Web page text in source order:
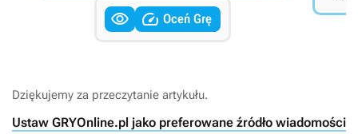
  Oceń Grę
Dziękujemy za przeczytanie artykułu.
Ustaw GRYOnline.pl jako preferowane źródło wiadomości